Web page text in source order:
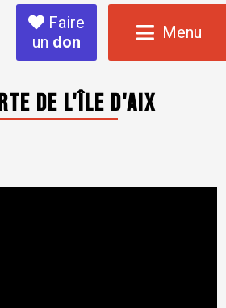
Faire
un don Menu
de l'île d'Aix